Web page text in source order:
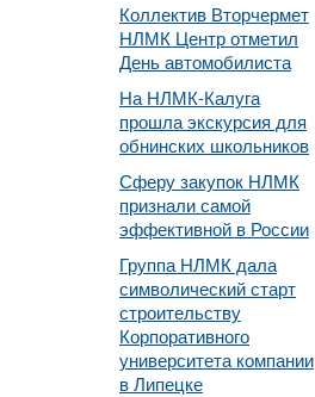
Коллектив Вторчермет
НЛМК Центр отметил
День автомобилиста
На НЛМК-Калуга
прошла экскурсия для
обнинских школьников
Сферу закупок НЛМК
признали самой
эффективной в России
Группа НЛМК дала
символический старт
строительству
Корпоративного
университета компании
в Липецке